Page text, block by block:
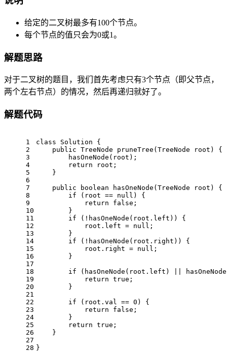
给定的二叉树最多有100个节点。
每个节点的值只会为0或1。
解题思路
对于二叉树的题目，我们首先考虑只有3个节点（即父节点，
两个左右节点）的情况，然后再递归就好了。
解题代码
1
2
3
4
5
6
7
8
9
10
11
12
13
14
15
16
17
18
19
20
21
22
23
24
25
26
27
28
class Solution {
public TreeNode pruneTree (TreeNode root)
{
        hasOneNode(root);
return root;
    }
public
boolean hasOneNode (TreeNode root)
{
if (root == null ) {
return
false ;
        }
if (!hasOneNode(root.left)) {
            root.left =
null ;
        }
if (!hasOneNode(root.right)) {
            root.right =
null ;
        }
if (hasOneNode(root.left) ||
return true ;
        }
if (root.val == 0 ) {
return
false ;
        }
return true ;
    }
}